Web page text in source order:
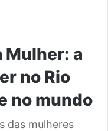
Mulher: a
no Rio
no mundo
das mulheres